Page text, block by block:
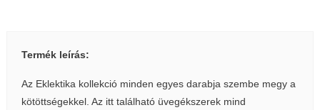
Termék leírás:
Az Eklektika kollekció minden egyes darabja szembe megy a
kötöttségekkel. Az itt található üvegékszerek mind